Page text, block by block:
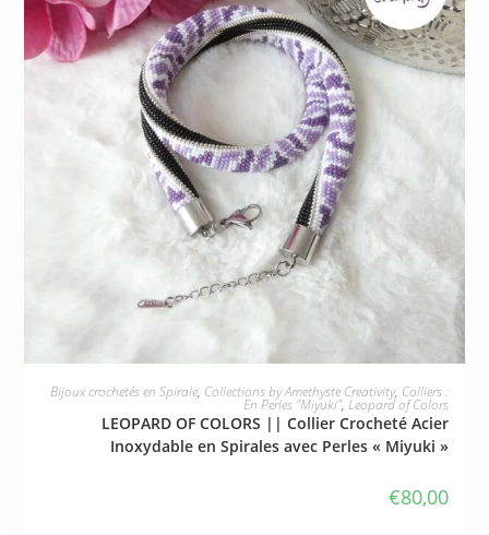
JE L'ADOPTE
Bijoux crochetés en Spirale, Collections by Amethyste Creativity, Colliers :
En Perles "Miyuki", Leopard of Colors
LEOPARD OF COLORS || Collier Crocheté Acier
Inoxydable en Spirales avec Perles « Miyuki »
€80,00